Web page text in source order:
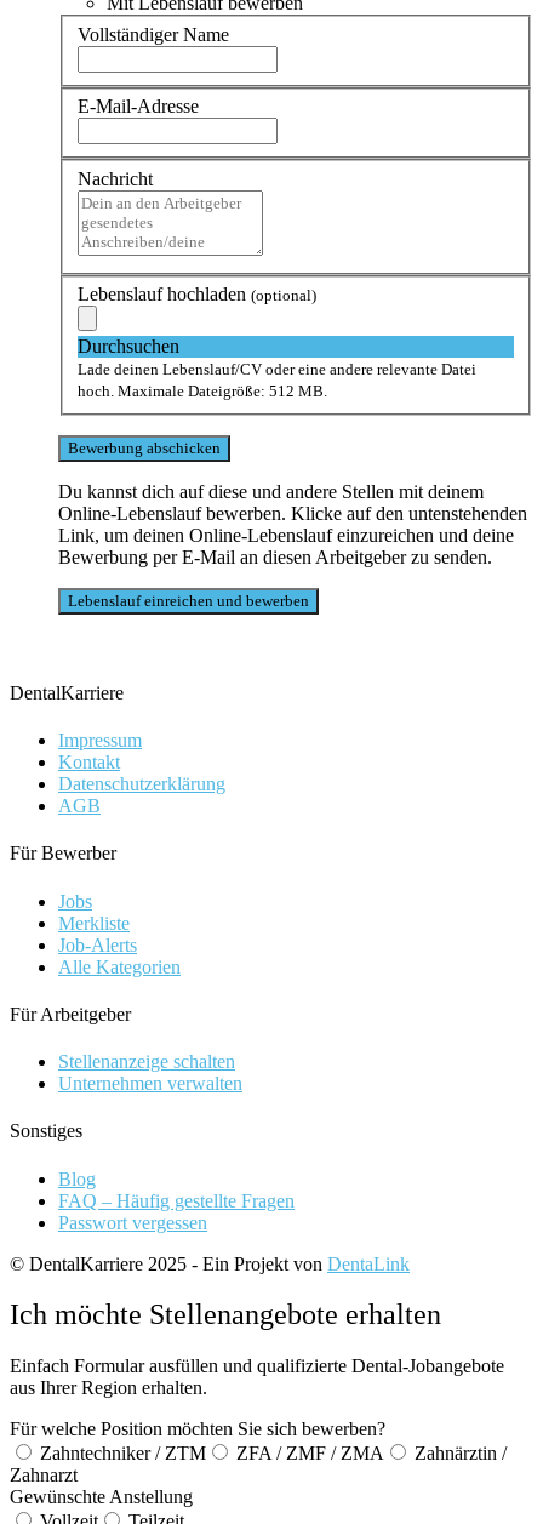
Vollständiger Name
E-Mail-Adresse
Nachricht
Lebenslauf hochladen (optional)
Durchsuchen
Lade deinen Lebenslauf/CV oder eine andere relevante Datei
hoch. Maximale Dateigröße: 512 MB.
Du kannst dich auf diese und andere Stellen mit deinem
Online-Lebenslauf bewerben. Klicke auf den untenstehenden
Link, um deinen Online-Lebenslauf einzureichen und deine
Bewerbung per E-Mail an diesen Arbeitgeber zu senden.
DentalKarriere
Impressum
Kontakt
Datenschutzerklärung
AGB
Für Bewerber
Jobs
Merkliste
Job-Alerts
Alle Kategorien
Für Arbeitgeber
Stellenanzeige schalten
Unternehmen verwalten
Sonstiges
Blog
FAQ – Häufig gestellte Fragen
Passwort vergessen
© DentalKarriere 2025 - Ein Projekt von DentaLink
Ich möchte Stellenangebote erhalten
Einfach Formular ausfüllen und qualifizierte Dental-Jobangebote
aus Ihrer Region erhalten.
Für welche Position möchten Sie sich bewerben?
Zahntechniker / ZTM
ZFA / ZMF / ZMA
Zahnärztin /
Zahnarzt
Gewünschte Anstellung